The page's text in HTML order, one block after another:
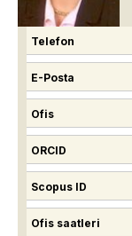
Telefon
E-Posta
Ofis
ORCID
Scopus ID
Ofis saatleri